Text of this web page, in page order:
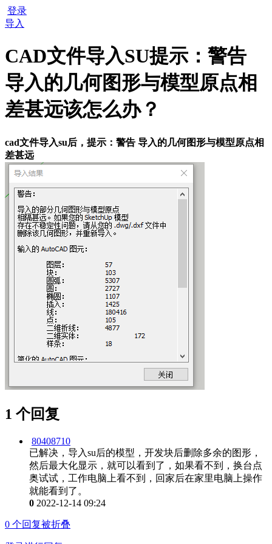
登录
导入
CAD文件导入SU提示：警告
导入的几何图形与模型原点相
差甚远该怎么办？
cad文件导入su后，提示：警告 导入的几何图形与模型原点相
差甚远
1 个回复
80408710
已解决，导入su后的模型，开发块后删除多余的图形，
然后最大化显示，就可以看到了，如果看不到，换台点
奥试试，工作电脑上看不到，回家后在家里电脑上操作
就能看到了。
0 2022-12-14 09:24
0 个回复被折叠